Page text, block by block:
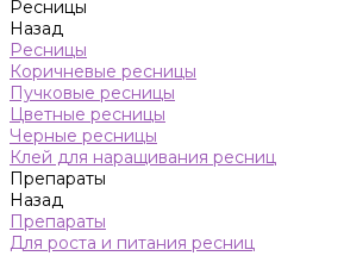
Ресницы
Назад
Ресницы
Коричневые ресницы
Пучковые ресницы
Цветные ресницы
Черные ресницы
Клей для наращивания ресниц
Препараты
Назад
Препараты
Для роста и питания ресниц